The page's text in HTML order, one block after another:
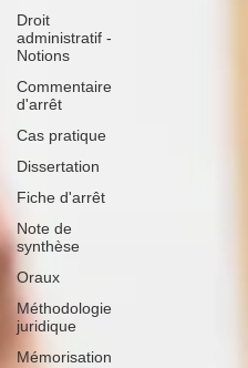
Droit
administratif -
Notions
Commentaire
d'arrêt
Cas pratique
Dissertation
Fiche d'arrêt
Note de
synthèse
Oraux
Méthodologie
juridique
Mémorisation